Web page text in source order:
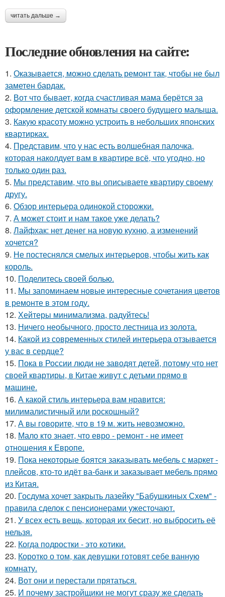
читать дальше →
Последние обновления на сайте:
1. Оказывается, можно сделать ремонт так, чтобы не был
заметен бардак.
2. Вот что бывает, когда счастливая мама берётся за
оформление детской комнаты своего будущего малыша.
3. Какую красоту можно устроить в небольших японских
квартирках.
4. Представим, что у нас есть волшебная палочка,
которая наколдует вам в квартире всё, что угодно, но
только один раз.
5. Мы представим, что вы описываете квартиру своему
другу.
6. Обзор интерьера одинокой сторожки.
7. А может стоит и нам такое уже делать?
8. Лайфхак: нет денег на новую кухню, а изменений
хочется?
9. Не постеснялся смелых интерьеров, чтобы жить как
король.
10. Поделитесь своей болью.
11. Мы запоминаем новые интересные сочетания цветов
в ремонте в этом году.
12. Хейтеры минимализма, радуйтесь!
13. Ничего необычного, просто лестница из золота.
14. Какой из современных стилей интерьера отзывается
у вас в сердце?
15. Пока в России люди не заводят детей, потому что нет
своей квартиры, в Китае живут с детьми прямо в
машине.
16. А какой стиль интерьера вам нравится:
милималистичный или роскошный?
17. А вы говорите, что в 19 м. жить невозможно.
18. Мало кто знает, что евро - ремонт - не имеет
отношения к Европе.
19. Пока некоторые боятся заказывать мебель с маркет -
плейсов, кто-то идёт ва-банк и заказывает мебель прямо
из Китая.
20. Госдума хочет закрыть лазейку "Бабушкиных Схем" -
правила сделок с пенсионерами ужесточают.
21. У всех есть вещь, которая их бесит, но выбросить её
нельзя.
22. Когда подростки - это котики.
23. Коротко о том, как девушки готовят себе ванную
комнату.
24. Вот они и перестали прятаться.
25. И почему застройщики не могут сразу же сделать